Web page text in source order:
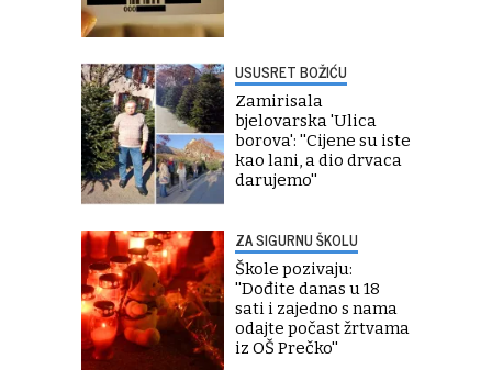
USUSRET BOŽIĆU
Zamirisala
bjelovarska 'Ulica
borova': ''Cijene su iste
kao lani, a dio drvaca
darujemo''
ZA SIGURNU ŠKOLU
Škole pozivaju:
''Dođite danas u 18
sati i zajedno s nama
odajte počast žrtvama
iz OŠ Prečko''